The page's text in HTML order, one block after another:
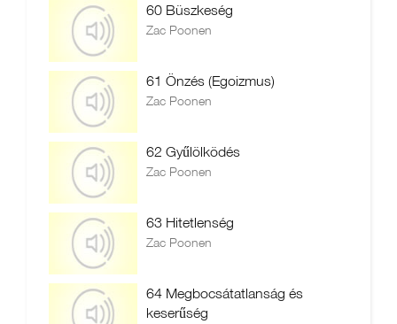
60 Büszkeség
Zac Poonen
61 Önzés (Egoizmus)
Zac Poonen
62 Gyűlölködés
Zac Poonen
63 Hitetlenség
Zac Poonen
64 Megbocsátatlanság és
keserűség